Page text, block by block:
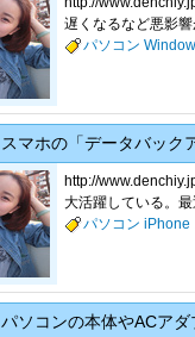
遅くなるなど悪影
パソコン
スマホの「データバック
http://
大活躍している。
パソコン iPhone
パソコンの本体やACア